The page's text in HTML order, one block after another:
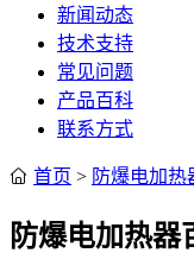
新闻动态
技术支持
常见问题
产品百科
联系方式
 首页 > 防爆电加热
防爆电加热器